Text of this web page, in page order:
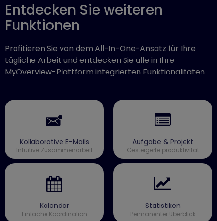
Entdecken Sie weiteren
Funktionen
Profitieren Sie von dem All-In-One-Ansatz für Ihre
tägliche Arbeit und entdecken Sie alle in Ihre
MyOverview-Plattform integrierten Funktionalitäten
Kollaborative E-Mails
Intuitive Zusammenarbeit
Aufgabe & Projekt
Gesteigerte produktivität
Kalendar
Einfache Koordination
Statistiken
Permanenter Überblick